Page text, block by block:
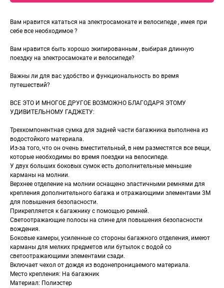
Вам нравится кататься на электросамокате и велосипеде , имея при
себе все необходимое ?
Вам нравится быть хорошо экипированным , выбирая длинную
поездку на электросамокате и велосипеде?
Важны ли для вас удобство и функциональность во время
путешествий?
ВСЕ ЭТО И МНОГОЕ ДРУГОЕ ВОЗМОЖНО БЛАГОДАРЯ ЭТОМУ
УДИВИТЕЛЬНОМУ ГАДЖЕТУ:
Трехкомпонентная сумка для задней части багажника выполнена из
водостойкого материала.
Из-за того, что он очень вместительный, в нем разместятся все вещи,
которые необходимы во время поездки на велосипеде.
У двух больших боковых сумок есть дополнительные меньшие
карманы на молнии.
Верхнее отделение на молнии оснащено эластичными ремнями для
крепления дополнительного багажа и отражающими элементами 3M
для повышения безопасности.
Прикрепляется к багажнику с помощью ремней.
Светоотражающие полосы на спине для повышения безопасности
вождения.
Боковые камеры, усиленные со стороны багажного отделения, имеют
карманы для мелких предметов или бутылок с водой со
светоотражающими элементами сзади.
Включает чехол от дождя из водонепроницаемого материала.
Место крепления: На багажник
Материал: Полиэстер